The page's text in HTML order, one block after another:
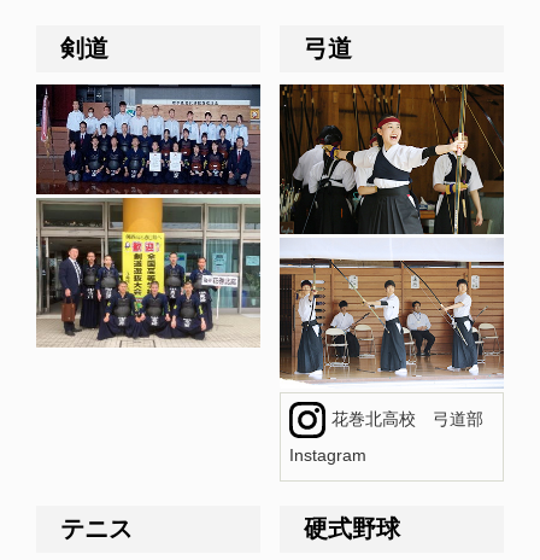
剣道 弓道
花巻北高校 弓道部
Instagram
テニス 硬式野球